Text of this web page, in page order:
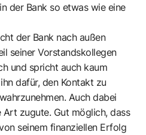
der Bank so etwas wie eine
der Bank nach außen
seiner Vorstandskollegen
und spricht auch kaum
dafür, den Kontakt zu
Auch dabei
zugute. Gut möglich, dass
seinem finanziellen Erfolg